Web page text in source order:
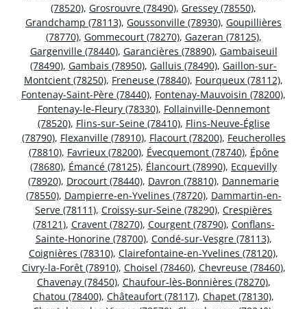
(78520), Grosrouvre (78490), Gressey (78550),
Grandchamp (78113), Goussonville (78930), Goupillières
(78770), Gommecourt (78270), Gazeran (78125),
Gargenville (78440), Garancières (78890), Gambaiseuil
(78490), Gambais (78950), Galluis (78490), Gaillon-sur-
Montcient (78250), Freneuse (78840), Fourqueux (78112),
Fontenay-Saint-Père (78440), Fontenay-Mauvoisin (78200),
Fontenay-le-Fleury (78330), Follainville-Dennemont
(78520), Flins-sur-Seine (78410), Flins-Neuve-Église
(78790), Flexanville (78910), Flacourt (78200), Feucherolles
(78810), Favrieux (78200), Évecquemont (78740), Épône
(78680), Émancé (78125), Élancourt (78990), Ecquevilly
(78920), Drocourt (78440), Davron (78810), Dannemarie
(78550), Dampierre-en-Yvelines (78720), Dammartin-en-
Serve (78111), Croissy-sur-Seine (78290), Crespières
(78121), Cravent (78270), Courgent (78790), Conflans-
Sainte-Honorine (78700), Condé-sur-Vesgre (78113),
Coignières (78310), Clairefontaine-en-Yvelines (78120),
Civry-la-Forêt (78910), Choisel (78460), Chevreuse (78460),
Chavenay (78450), Chaufour-lès-Bonnières (78270),
Chatou (78400), Châteaufort (78117), Chapet (78130),